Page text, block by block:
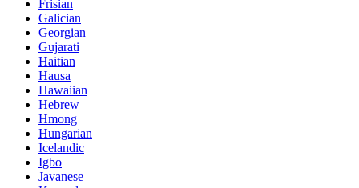
Frisian
Galician
Georgian
Gujarati
Haitian
Hausa
Hawaiian
Hebrew
Hmong
Hungarian
Icelandic
Igbo
Javanese